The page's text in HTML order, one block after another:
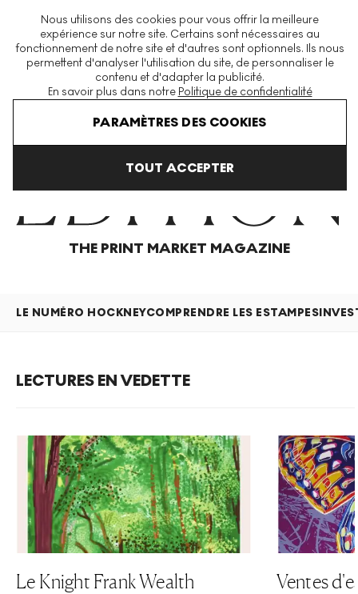
Nous utilisons des cookies pour vous offrir la meilleure
expérience sur notre site. Certains sont nécessaires au
fonctionnement de notre site et d'autres sont optionnels. Ils nous
permettent d'analyser l'utilisation du site, de personnaliser le
contenu et d'adapter la publicité.
En savoir plus dans notre Politique de confidentialité
PARAMÈTRES DES COOKIES
TOUT ACCEPTER
La plus grande plateforme mondiale d'estampes et éditions
modernes et contemporaines
Articles
THE PRINT MARKET MAGAZINE
LE NUMÉRO HOCKNEYCOMPRENDRE LES ESTAMPES
LECTURES EN VEDETTE
Le Knight Frank Wealth
Ventes